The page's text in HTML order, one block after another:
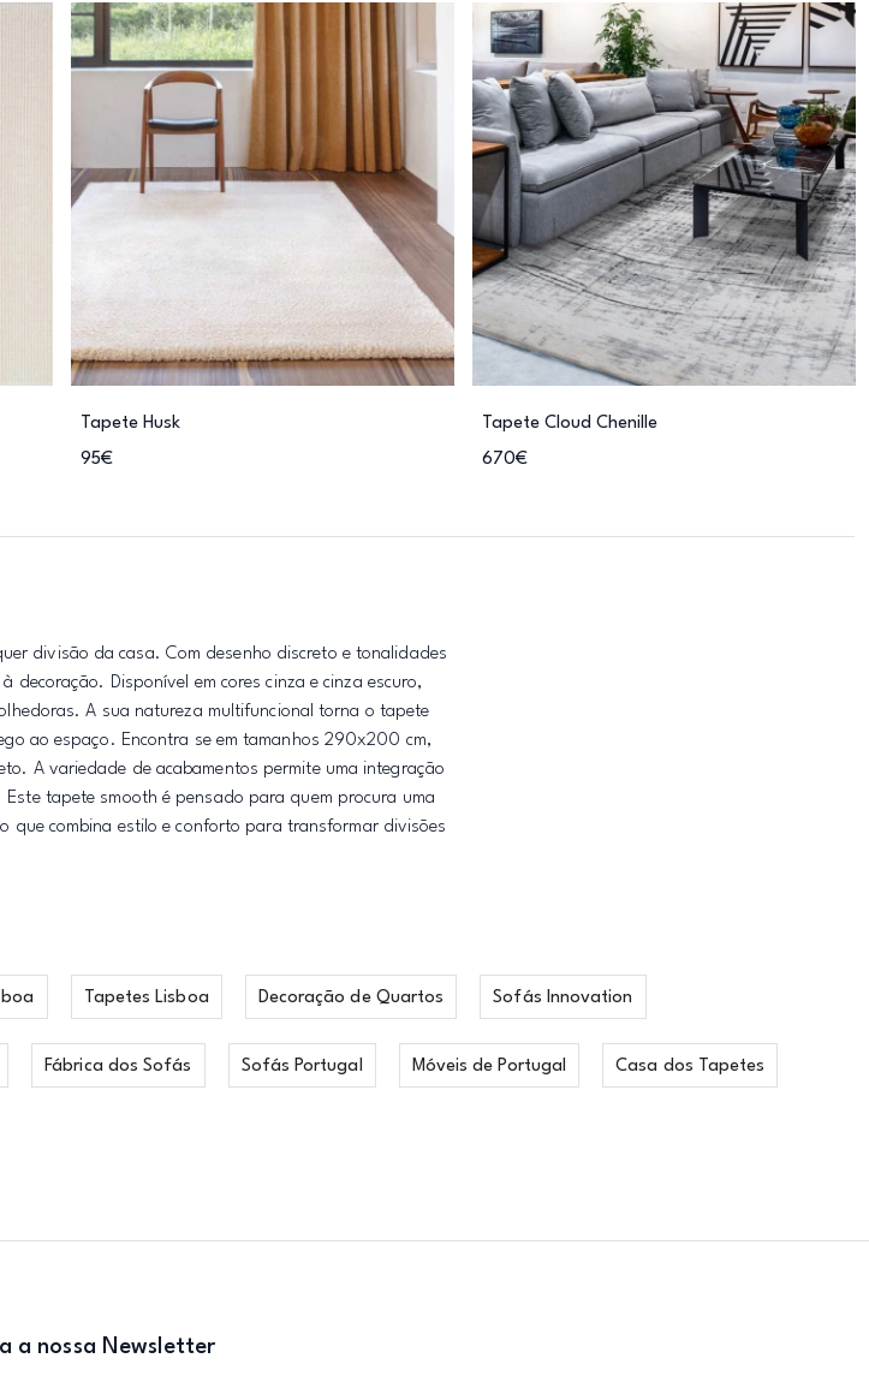
Tapete Husk
95€
Tapete Cloud Chenille
670€
divisão da casa. Com desenho discreto e tonalidades
Disponível em cores cinza e cinza escuro,
A sua natureza multifuncional torna o tapete
ao espaço. Encontra se em tamanhos 290x200 cm,
A variedade de acabamentos permite uma integração
tapete smooth é pensado para quem procura uma
que combina estilo e conforto para transformar divisões
Tapetes Lisboa Decoração de Quartos Sofás Innovation
Fábrica dos Sofás Sofás Portugal Móveis de Portugal Casa dos Tapetes
a nossa Newsletter